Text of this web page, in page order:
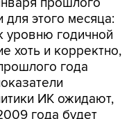
этого месяца:
уровню годичной
хоть и корректно,
года
ИК ожидают,
года будет